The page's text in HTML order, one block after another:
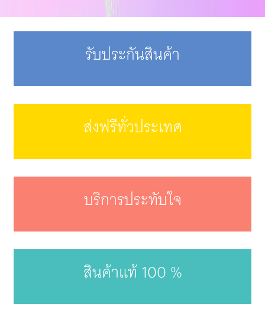
รับประกันสินค้า
ส่งฟรีทั่วประเทศ
บริการประทับใจ
สินค้าแท้ 100 %